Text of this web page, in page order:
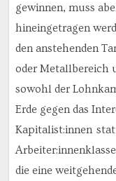
gewinnen, muss
hineingetragen
den anstehenden
oder Metallbereich
sowohl der
Erde gegen das
Kapitalist:innen
die eine